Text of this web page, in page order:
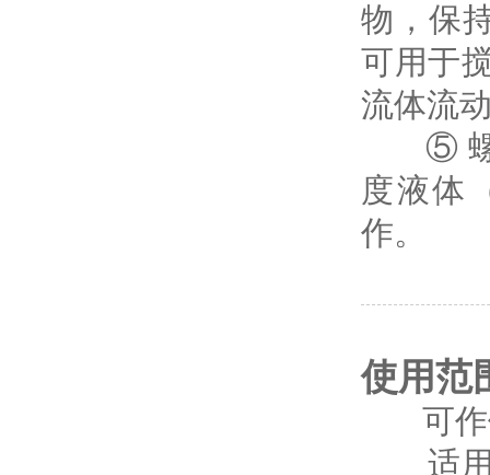
物，保
可用于
流体流
⑤ 螺带
度液体
作。
使用范
可作
适用